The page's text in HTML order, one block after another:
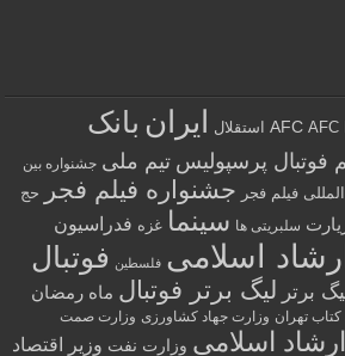
AFC AFC استقلال ایران بانک
فوتبال پرسپولیس تیم ملی جشنواره بین
فیلم فجر جشنواره فیلم فجر
حج
سلبریتی ها سینما غزه فدراسیون
اسلامی فلسطین فوتبال
برتر لیگ برتر فوتبال ماه رمضان
کتاب تهران وزارت جهاد کشاورزی وزارت صمت
اسلامی وزارت نفت وزیر اقتصاد